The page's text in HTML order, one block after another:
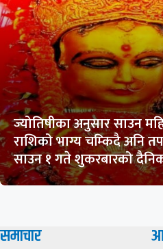
ज्योतिषीका अनुसार साउन
राशिको भाग्य चम्किदै अनि
साउन १ गते शुकरबारको
समाचार